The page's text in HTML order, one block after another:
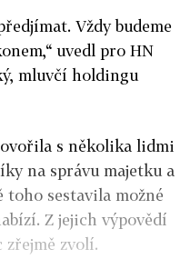
Vždy budeme
uvedl pro HN
mluvčí holdingu
s několika lidmi
na správu majetku a
toho sestavila možné
Z jejich výpovědí
zřejmě zvolí.